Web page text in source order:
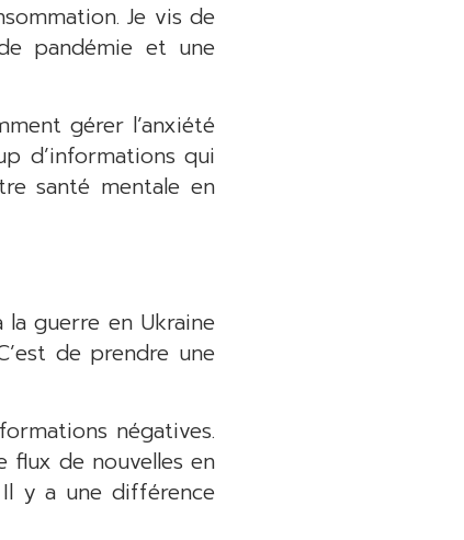
Je vis de
pandémie et une
gérer l’anxiété
d’informations qui
santé mentale en
guerre en Ukraine
de prendre une
négatives.
flux de nouvelles en
y a une différence